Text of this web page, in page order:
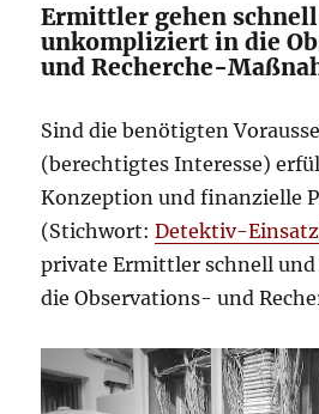
Ermittler gehen
unkompliziert in die
und Recherche-
Sind die benötigten
(berechtigtes Interesse)
Konzeption und finanzielle
(Stichwort:Detektiv-
private Ermittler schnell
die Observations- und